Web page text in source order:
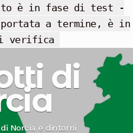
è in fase di test -
portata a termine, è in
verifica
di
Norcia e dintorni